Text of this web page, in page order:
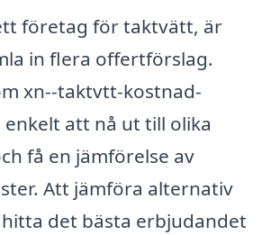
företag för taktvätt, är
in flera offertförslag.
xn--taktvtt-kostnad-
att nå ut till olika
få en jämförelse av
Att jämföra alternativ
det bästa erbjudandet